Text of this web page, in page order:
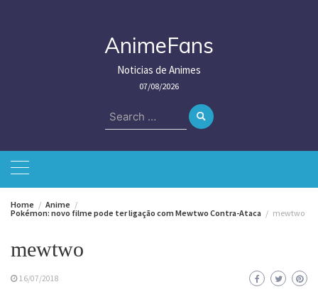
AnimeFans
Noticias de Animes
07/08/2026
Search
for:
Home
Anime
Pokémon: novo filme pode ter ligação com Mewtwo Contra-Ataca
mewtwo
mewtwo
16/07/2018